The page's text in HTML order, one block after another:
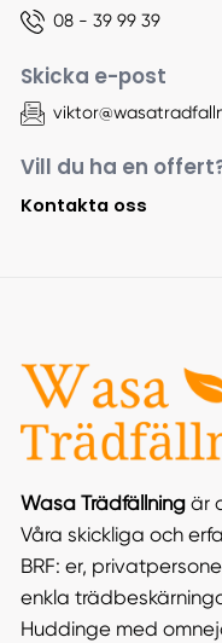
08 - 39 99 39
Skicka e-post
Vill du ha en
Kontakta oss
Wasa Trädfällningär
Våra skickliga och
BRF: er,
enkla
Huddinge med